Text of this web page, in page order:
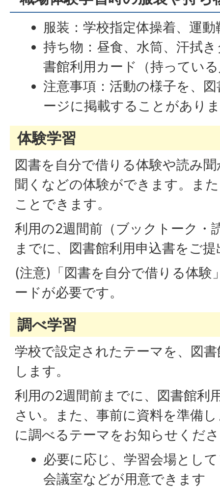
服装：学校指定体操着、運動
持ち物：昼食、水筒、汗拭
書館利用カード（持ってい
注意事項：活動の様子を、
ージに掲載することがあり
体験学習
図書を自分で借りる体験や読み
聞くなどの体験ができます。ま
ことできます。
利用の2週間前（ブックトーク・
までに、図書館利用申込書をご
(注意)「図書を自分で借りる体験
ードが必要です。
調べ学習
学校で設定されたテーマを、図
します。
利用の2週間前までに、図書館利
さい。また、事前に資料を準備
に調べるテーマをお知らせくだ
必要に応じ、学習会場とし
会議室などが用意できます